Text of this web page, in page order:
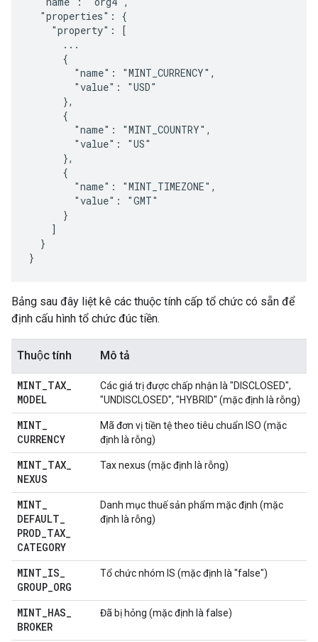
  "properties": {
    "property": [
      ...
      {
        "name": "MINT_CURRENCY",
        "value": "USD"
      },
      {
        "name": "MINT_COUNTRY",
        "value": "US"
      },
      {
        "name": "MINT_TIMEZONE",
        "value": "GMT"
      }
    ]
  }
}
Bảng sau đây liệt kê các thuộc tính cấp tổ chức có sẵn để
định cấu hình tổ chức đúc tiền.
Thuộc tính Mô tả
MINT TAX
MODEL
Các giá trị được chấp nhận là "DISCLOSED",
"UNDISCLOSED", "HYBRID" (mặc định là rỗng)
MINT
CURRENCY
Mã đơn vị tiền tệ theo tiêu chuẩn ISO (mặc
định là rỗng)
MINT TAX
NEXUS
Tax nexus (mặc định là rỗng)
MINT
DEFAULT
PROD TAX
CATEGORY
Danh mục thuế sản phẩm mặc định (mặc
định là rỗng)
MINT IS
GROUP ORG
Tổ chức nhóm IS (mặc định là "false")
MINT HAS
BROKER
Đã bị hỏng (mặc định là false)